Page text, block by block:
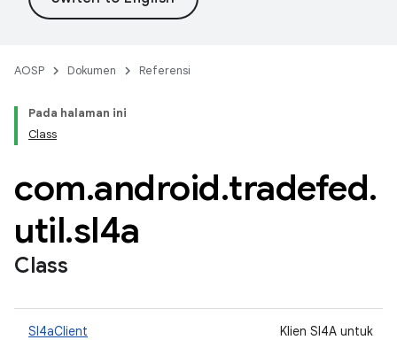
AOSP Dokumen Referensi
Pada halaman ini
Class
com.android.tradefed.
util.sl4a
Class
Sl4aClient
Klien Sl4A untuk